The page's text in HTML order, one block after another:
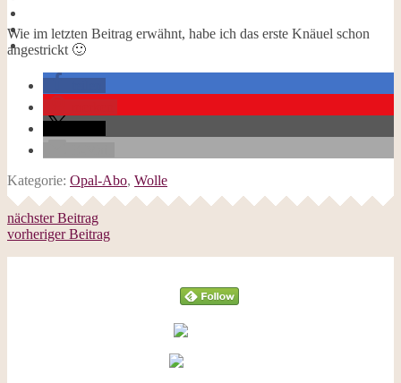
Strickblogs
Hörbücher
Wie im letzten Beitrag erwähnt, habe ich das erste Knäuel schon
angestrickt 🙂
Kategorie: Opal-Abo, Wolle
nächster Beitrag
vorheriger Beitrag